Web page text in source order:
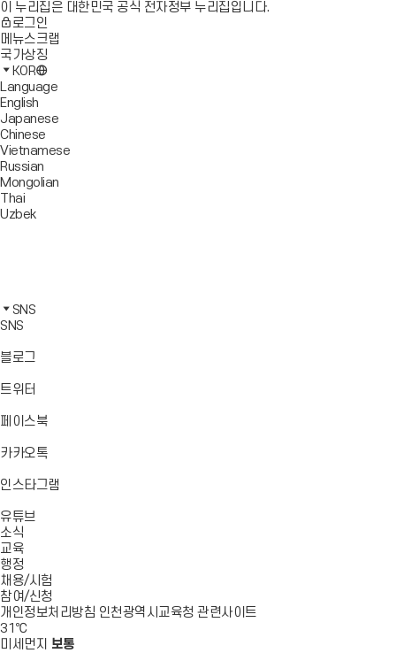
이 누리집은 대한민국 공식 전자정부 누리집입니다.
로그인
메뉴스크랩
국가상징
KOR
Language
English
Japanese
Chinese
Vietnamese
Russian
Mongolian
Thai
Uzbek
가
기
로
가
북
바
가
타
그
바
가
카
오
바
가
SNS
SNS
블로그
트위터
가
페이스북바
가
카카오톡바
가
인스타그램
유튜브
소식
교육
행정
채용/시험
참여/신청
개인정보처리방침 인천광역시교육청 관련사이트
31 ℃
미세먼지 보통